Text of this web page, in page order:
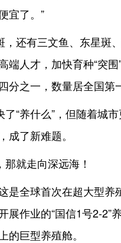
宜了。”
，还有三文鱼、东星
端人才，加快育种“突
分之一，数量居全国第
“养什么”，但随着城
成了新难题。
就走向深远海！
是全球首次在超大型
展作业的“国信1号2-2”
的巨型养殖舱。